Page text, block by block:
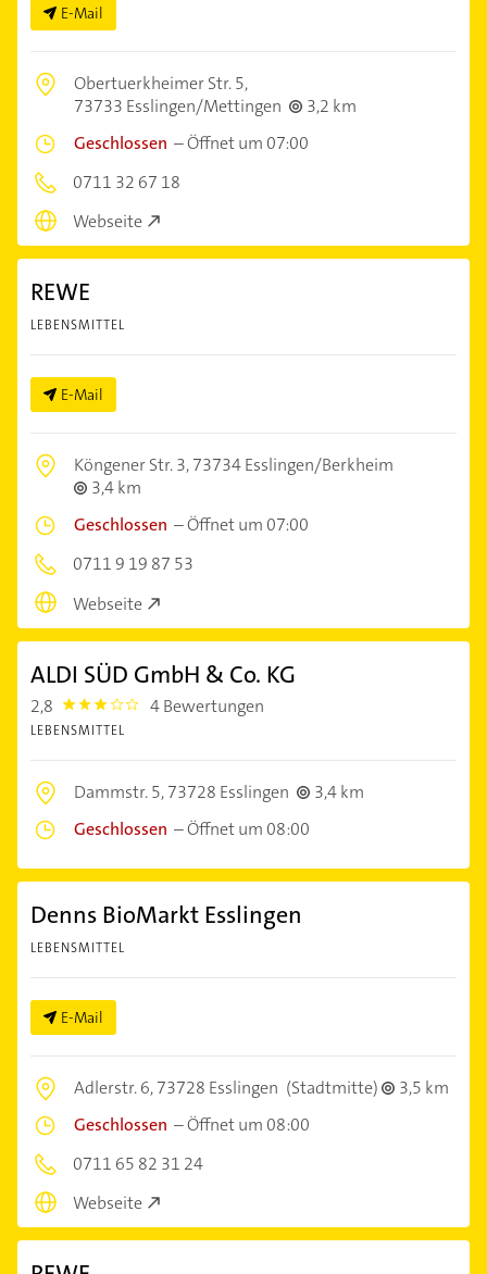
E-Mail
Obertuerkheimer Str. 5,
73733 Esslingen/Mettingen
3,2 km
Geschlossen –Öffnet um 07:00
0711 32 67 18
Webseite
REWE
LEBENSMITTEL
E-Mail
Köngener Str. 3,73734 Esslingen/Berkheim
3,4 km
Geschlossen –Öffnet um 07:00
0711 9 19 87 53
Webseite
ALDI SÜD GmbH & Co. KG
2,8 2.8 4 Bewertungen
LEBENSMITTEL
Dammstr. 5,73728 Esslingen
3,4 km
Geschlossen –Öffnet um 08:00
Denns BioMarkt Esslingen
LEBENSMITTEL
E-Mail
Adlerstr. 6,73728 Esslingen (Stadtmitte)
3,5 km
Geschlossen –Öffnet um 08:00
0711 65 82 31 24
Webseite